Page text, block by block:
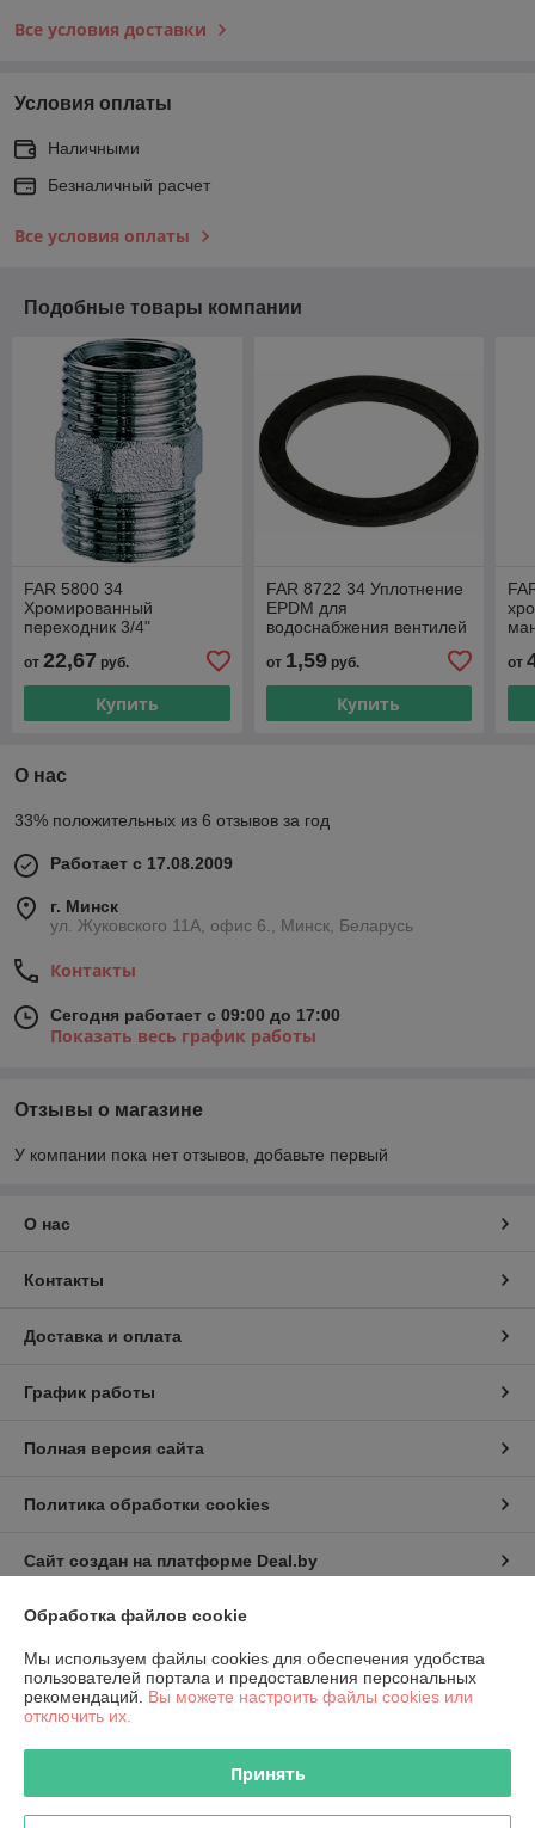
Все условия доставки
Условия оплаты
Наличными
Безналичный расчет
Все условия оплаты
Подобные товары компании
FAR 5800 34
Хромированный
переходник 3/4"
от 22,67 руб.
Купить
FAR 8722 34 Уплотнение
EPDM для
водоснабжения вентилей
подпитки, фильтров 3/4
от 1,59руб.
Купить
от
О нас
33% положительных из 6 отзывов за год
Работает с 17.08.2009
г. Минск
ул. Жуковского 11А, офис 6., Минск, Беларусь
Контакты
Сегодня работает с 09:00 до 17:00
Показать весь график работы
Отзывы о магазине
У компании пока нет отзывов, добавьте первый
О нас
Контакты
Доставка и оплата
График работы
Полная версия сайта
Политика обработки cookies
Сайт создан на платформе Deal.by
Юридическое лицо:КИП-Эксперт ООО
220007, г. Минск, ул. Жуковского, 11А, пом. №6
г.Минска
Обработка файлов cookie
Мы используем файлы cookies для обеспечения удобства
пользователей портала и предоставления персональных
рекомендаций. Вы можете настроить файлы cookies или
отключить их.
Принять